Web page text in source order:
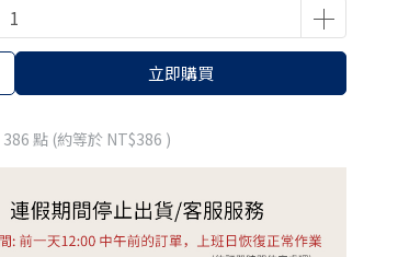
立即購買
386 點 (約等於 NT$386 )